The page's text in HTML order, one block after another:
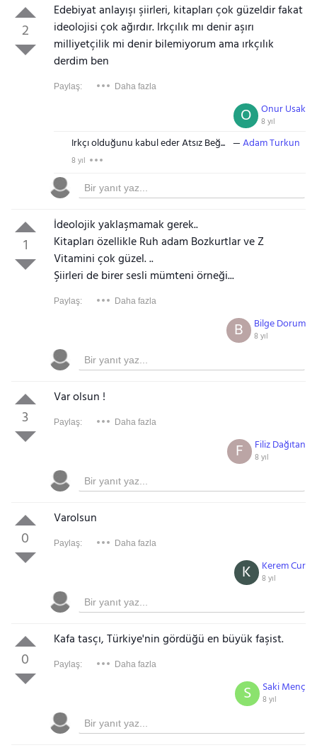
2
Edebiyat anlayışı şiirleri, kitapları çok güzeldir fakat
ideolojisi çok ağırdır. Irkçılık mı denir aşırı
milliyetçilik mi denir bilemiyorum ama ırkçılık
derdim ben
Paylaş: Daha fazla
Onur Usak
8 yıl
O
Irkçı olduğunu kabul eder Atsız Beğ... Adam Turkun
8 yıl
1
İdeolojik yaklaşmamak gerek..
Kitapları özellikle Ruh adam Bozkurtlar ve Z
Vitamini çok güzel. ..
Şiirleri de birer sesli mümteni örneği...
Paylaş: Daha fazla
Bilge Dorum
8 yıl
B
3
Var olsun !
Paylaş: Daha fazla
Filiz Dağıtan
8 yıl
F
0
Varolsun
Paylaş: Daha fazla
Kerem Cur
8 yıl
K
0
Kafa tasçı, Türkiye'nin gördüğü en büyük faşist.
Paylaş: Daha fazla
Saki Menç
8 yıl
S